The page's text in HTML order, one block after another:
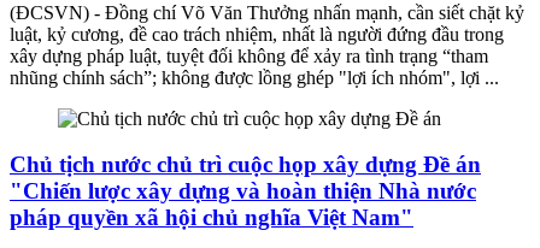
(ĐCSVN) - Đồng chí Võ Văn Thưởng nhấn mạnh, cần siết chặt kỷ
luật, kỷ cương, đề cao trách nhiệm, nhất là người đứng đầu trong
xây dựng pháp luật, tuyệt đối không để xảy ra tình trạng “tham
nhũng chính sách”; không được lồng ghép "lợi ích nhóm", lợi ...
Chủ tịch nước chủ trì cuộc họp xây dựng Đề án
"Chiến lược xây dựng và hoàn thiện Nhà nước
pháp quyền xã hội chủ nghĩa Việt Nam"